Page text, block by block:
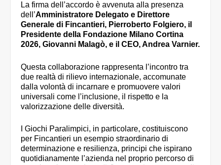
La firma dell’accordo è avvenuta alla presenza
dell’Amministratore Delegato e Direttore
Generale di Fincantieri, Pierroberto Folgiero, il
Presidente della Fondazione Milano Cortina
2026, Giovanni Malagò, e il CEO, Andrea Varnier.
Questa collaborazione rappresenta l’incontro tra
due realtà di rilievo internazionale, accomunate
dalla volontà di incarnare e promuovere valori
universali come l’inclusione, il rispetto e la
valorizzazione delle diversità.
I Giochi Paralimpici, in particolare, costituiscono
per Fincantieri un esempio straordinario di
determinazione e resilienza, principi che ispirano
quotidianamente l’azienda nel proprio percorso di